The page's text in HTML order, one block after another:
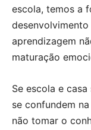
escola, temos a
aprendizagem
maturação
Se escola e
se confundem
não tomar o